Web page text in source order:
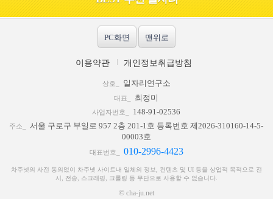
PC화면 맨위로
이용약관 개인정보취급방침
상호_ 일자리연구소
대표_ 최정미
사업자번호_ 148-91-02536
주소_서울 구로구 부일로 957 2층 201-1호 등록번호 제2026-310160-14-5-
00003호
대표번호_ 010-2996-4423
차주넷의 사전 동의없이 차주넷 사이트내 일체의 정보, 컨텐츠 및 UI 등을 상업적 목적으로 전
시, 전송, 스크래핑, 크롤링 등 무단으로 사용할 수 없습니다.
© cha-ju.net